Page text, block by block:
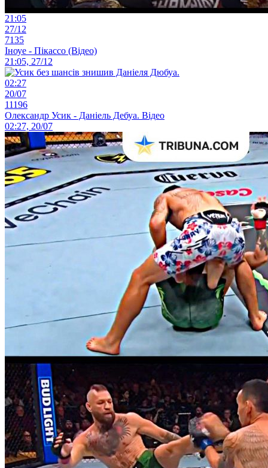
21:05
27/12
7135
Іноуе - Пікассо (Відео)
21:05, 27/12
02:27
20/07
11196
Олександр Усик - Даніель Дебуа. Відео
02:27, 20/07